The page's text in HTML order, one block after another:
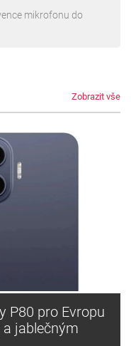
mikrofonu do
Zobrazit vše
P80 pro Evropu
jablečným